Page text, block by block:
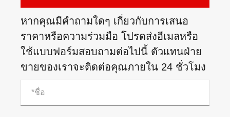
หากคุณมีคำถามใดๆ เกี่ยวกับการเสนอ
ราคาหรือความร่วมมือ โปรดส่งอีเมลหรือ
ใช้แบบฟอร์มสอบถามต่อไปนี้ ตัวแทนฝ่าย
ขายของเราจะติดต่อคุณภายใน 24 ชั่วโมง